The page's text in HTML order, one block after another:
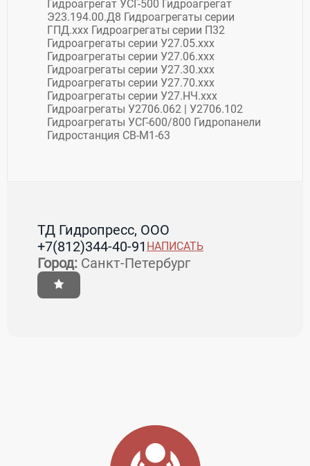
Гидроагрегат УСГ-500 Гидроагрегат
Э23.194.00.Д8 Гидроагрегаты серии
ГПД.хxx Гидроагрегаты серии П32
Гидроагрегаты серии У27.05.xxx
Гидроагрегаты серии У27.06.xxx
Гидроагрегаты серии У27.30.xxx
Гидроагрегаты серии У27.70.xxx
Гидроагрегаты серии У27.НЧ.xxx
Гидроагрегаты У2706.062 | У2706.102
Гидроагрегаты УСГ-600/800 Гидропанели
Гидростанция СВ-М1-63
ТД Гидропресс, ООО
+7(812)344-40-91 НАПИСАТЬ
Город: Санкт-Петербург